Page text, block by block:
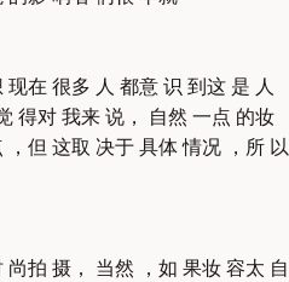
在 很多 人 都意 识 到这 是 人
得对 我来 说， 自然 一点 的妆
但 这取 决于 具体 情况 ，所 以
拍 摄， 当然 ，如 果妆 容太 自